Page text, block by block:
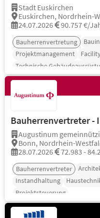
Stadt Euskirchen
Euskirchen, Nordrhein-
24.07.2026
90.757 €/
Bauherrenvertretung
Projektmanagement
Technische
Bauherrenvertreter -
Augustinum
Bonn, Nordrhein-
28.07.2026
72.983 -
Bauherrenvertreter
Instandhaltung
Projektsteuerung